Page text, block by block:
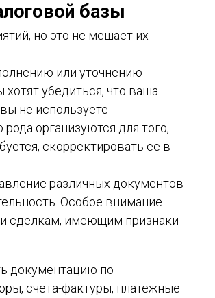
базы
но это не мешает их
или уточнению
убедиться, что ваша
не используете
организуются для того,
скорректировать ее в
различных документов
Особое внимание
сделкам, имеющим признаки
документацию по
счета-фактуры, платежные